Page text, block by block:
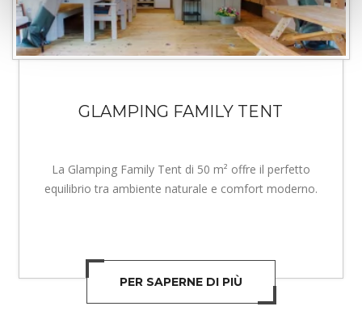
GLAMPING FAMILY TENT
La Glamping Family Tent di 50 m² offre il perfetto
equilibrio tra ambiente naturale e comfort moderno.
PER SAPERNE DI PIÙ